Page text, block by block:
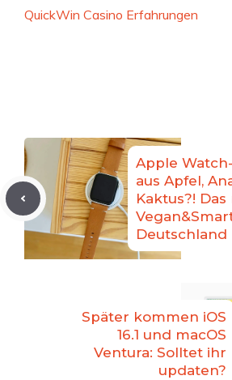
QuickWin Casino Erfahrungen
Apple
aus Apfel,
Kaktus?!
Deutschland
Später kommen iOS
16.1 und macOS
Ventura: Solltet ihr
updaten?